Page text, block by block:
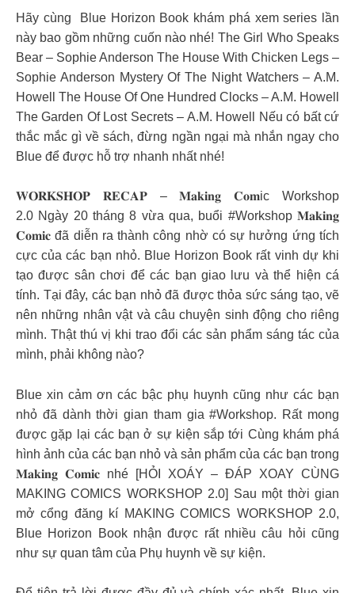
Hãy cùng Blue Horizon Book khám phá xem series lần
này bao gồm những cuốn nào nhé! The Girl Who Speaks
Bear – Sophie Anderson The House With Chicken Legs –
Sophie Anderson Mystery Of The Night Watchers – A.M.
Howell The House Of One Hundred Clocks – A.M. Howell
The Garden Of Lost Secrets – A.M. Howell Nếu có bất cứ
thắc mắc gì về sách, đừng ngần ngại mà nhắn ngay cho
Blue để được hỗ trợ nhanh nhất nhé!
𝐖𝐎𝐑𝐊𝐒𝐇𝐎𝐏 𝐑𝐄𝐂𝐀𝐏 – 𝐌𝐚𝐤𝐢𝐧𝐠 𝐂𝐨𝐦ic Workshop
2.0 Ngày 20 tháng 8 vừa qua, buổi #Workshop 𝐌𝐚𝐤𝐢𝐧𝐠
𝐂𝐨𝐦𝐢𝐜 đã diễn ra thành công nhờ có sự hưởng ứng tích
cực của các bạn nhỏ. Blue Horizon Book rất vinh dự khi
tạo được sân chơi để các bạn giao lưu và thể hiện cá
tính. Tại đây, các bạn nhỏ đã được thỏa sức sáng tạo, vẽ
nên những nhân vật và câu chuyện sinh động cho riêng
mình. Thật thú vị khi trao đổi các sản phẩm sáng tác của
mình, phải không nào?
Blue xin cảm ơn các bậc phụ huynh cũng như các bạn
nhỏ đã dành thời gian tham gia #Workshop. Rất mong
được gặp lại các bạn ở sự kiện sắp tới Cùng khám phá
hình ảnh của các bạn nhỏ và sản phẩm của các bạn trong
𝐌𝐚𝐤𝐢𝐧𝐠 𝐂𝐨𝐦𝐢𝐜 nhé [HỎI XOÁY – ĐÁP XOAY CÙNG
MAKING COMICS WORKSHOP 2.0] Sau một thời gian
mở cổng đăng kí MAKING COMICS WORKSHOP 2.0,
Blue Horizon Book nhận được rất nhiều câu hỏi cũng
như sự quan tâm của Phụ huynh về sự kiện.